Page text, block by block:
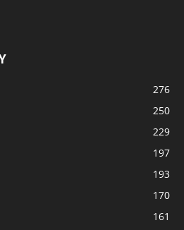
276
250
229
197
193
170
161